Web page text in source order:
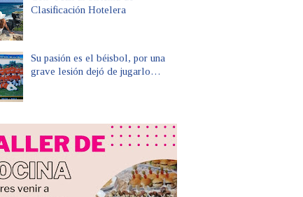
Clasificación Hotelera
Su pasión es el béisbol, por una
grave lesión dejó de jugarlo…